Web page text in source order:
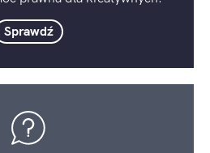
Sprawdź